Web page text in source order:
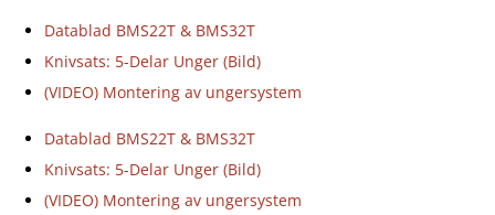
Datablad BMS22T & BMS32T
Knivsats: 5-Delar Unger (Bild)
(VIDEO) Montering av ungersystem
Datablad BMS22T & BMS32T
Knivsats: 5-Delar Unger (Bild)
(VIDEO) Montering av ungersystem